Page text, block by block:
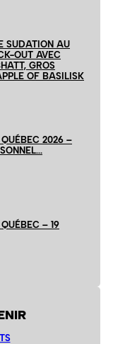
SUDATION AU
OUT AVEC
GROS
OF BASILISK
QUÉBEC 2026 –
– 19